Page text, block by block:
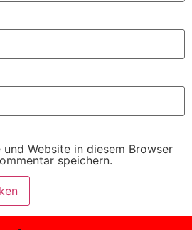
Website in diesem Browser
speichern.